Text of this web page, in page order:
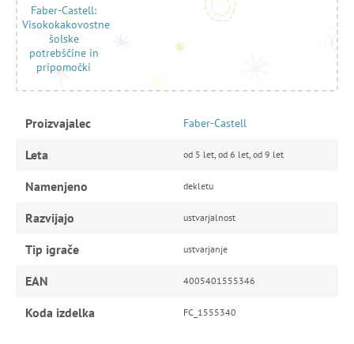
Faber-Castell:
Visokokakovostne
šolske
potrebščine in
pripomočki
Proizvajalec Faber-Castell
Leta od 5 let, od 6 let, od 9 let
Namenjeno dekletu
Razvijajo ustvarjalnost
Tip igrače ustvarjanje
EAN 4005401555346
Koda izdelka FC_1555340